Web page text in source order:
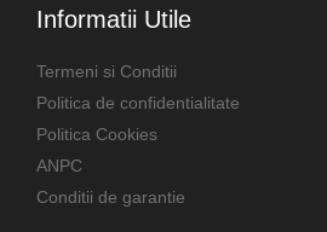
Informatii Utile
Termeni si Conditii
Politica de confidentialitate
Politica Cookies
ANPC
Conditii de garantie